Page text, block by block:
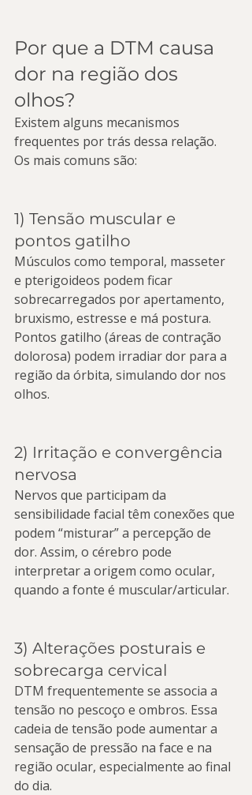
Por que a DTM causa
dor na região dos
olhos?
Existem alguns mecanismos
frequentes por trás dessa relação.
Os mais comuns são:
1) Tensão muscular e
pontos gatilho
Músculos como temporal, masseter
e pterigoideos podem ficar
sobrecarregados por apertamento,
bruxismo, estresse e má postura.
Pontos gatilho (áreas de contração
dolorosa) podem irradiar dor para a
região da órbita, simulando dor nos
olhos.
2) Irritação e convergência
nervosa
Nervos que participam da
sensibilidade facial têm conexões que
podem “misturar” a percepção de
dor. Assim, o cérebro pode
interpretar a origem como ocular,
quando a fonte é muscular/articular.
3) Alterações posturais e
sobrecarga cervical
DTM frequentemente se associa a
tensão no pescoço e ombros. Essa
cadeia de tensão pode aumentar a
sensação de pressão na face e na
região ocular, especialmente ao final
do dia.